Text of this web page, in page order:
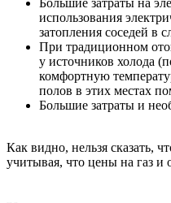
Большие затраты на
использования
затопления соседей в
При традиционном
у источников холода
комфортную
полов в этих местах
Большие затраты и
Как видно, нельзя сказать,
учитывая, что цены на газ и